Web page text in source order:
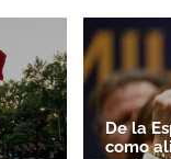
De la
como